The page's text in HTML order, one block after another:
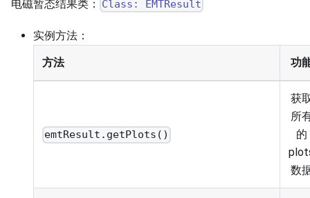
电磁暂态结果类： Class: EMTResult
实例方法：
方法 功
emtResult.getPlots()
获
所
的
数